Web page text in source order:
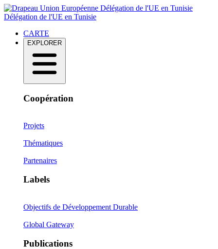
Délégation de l'UE en Tunisie
Délégation de l'UE en Tunisie
CARTE
EXPLORER
Coopération
Projets
Thématiques
Partenaires
Labels
Objectifs de Développement Durable
Global Gateway
Publications